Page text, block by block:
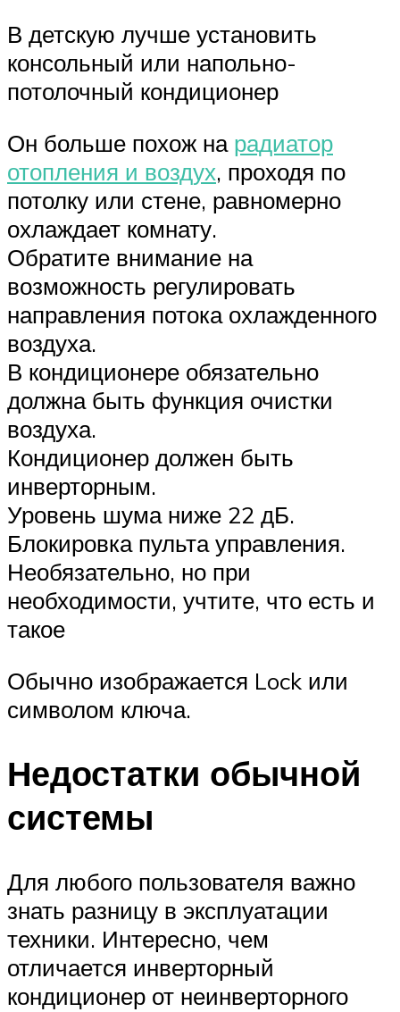
В детскую лучше установить
консольный или напольно-
потолочный кондиционер
Он больше похож на радиатор
отопления и воздух, проходя по
потолку или стене, равномерно
охлаждает комнату.
Обратите внимание на
возможность регулировать
направления потока охлажденного
воздуха.
В кондиционере обязательно
должна быть функция очистки
воздуха.
Кондиционер должен быть
инверторным.
Уровень шума ниже 22 дБ.
Блокировка пульта управления.
Необязательно, но при
необходимости, учтите, что есть и
такое
Обычно изображается Lock или
символом ключа.
Недостатки обычной
системы
Для любого пользователя важно
знать разницу в эксплуатации
техники. Интересно, чем
отличается инверторный
кондиционер от неинверторного